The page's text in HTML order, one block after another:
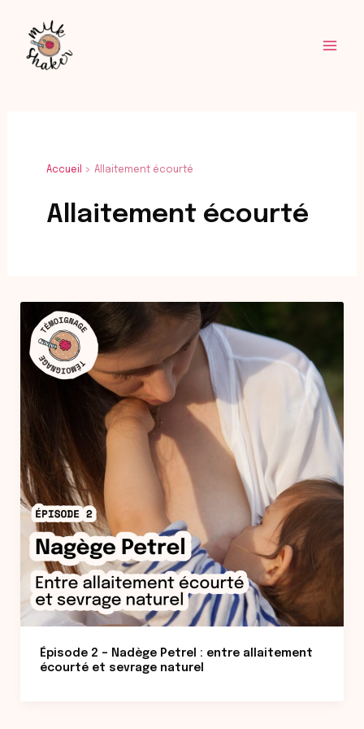
contenu
Accueil Allaitement écourté
Allaitement écourté
Épisode 2 – Nadège Petrel : entre allaitement
écourté et sevrage naturel